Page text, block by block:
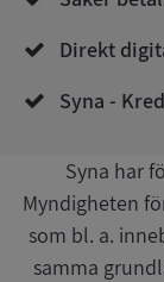
Direkt
Syna -
Syna har
Myndigheten
som bl. a.
samma
Privacy